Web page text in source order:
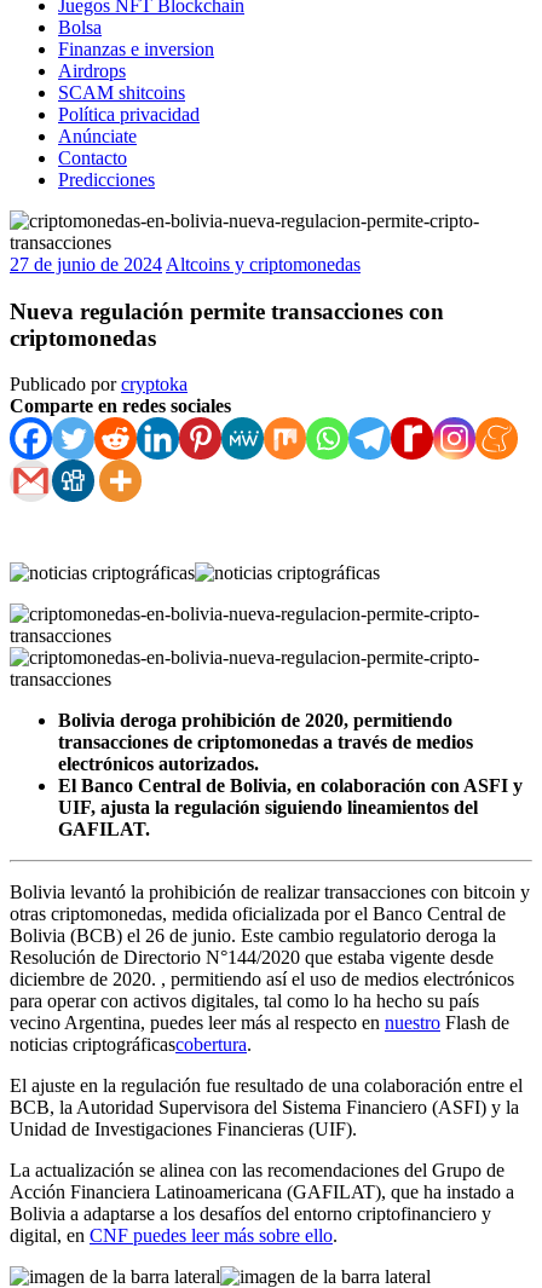
Juegos NFT Blockchain
Bolsa
Finanzas e inversion
Airdrops
SCAM shitcoins
Política privacidad
Anúnciate
Contacto
Predicciones
27 de junio de 2024 Altcoins y criptomonedas
Nueva regulación permite transacciones con
criptomonedas
Publicado porcryptoka
Comparte en redes sociales
Bolivia deroga prohibición de 2020, permitiendo
transacciones de criptomonedas a través de medios
electrónicos autorizados.
El Banco Central de Bolivia, en colaboración con ASFI y
UIF, ajusta la regulación siguiendo lineamientos del
GAFILAT.
Bolivia levantó la prohibición de realizar transacciones con bitcoin y
otras criptomonedas, medida oficializada por el Banco Central de
Bolivia (BCB) el 26 de junio. Este cambio regulatorio deroga la
Resolución de Directorio N°144/2020 que estaba vigente desde
diciembre de 2020. , permitiendo así el uso de medios electrónicos
para operar con activos digitales, tal como lo ha hecho su país
vecino Argentina, puedes leer más al respecto en nuestro Flash de
noticias criptográficascobertura.
El ajuste en la regulación fue resultado de una colaboración entre el
BCB, la Autoridad Supervisora ​​del Sistema Financiero (ASFI) y la
Unidad de Investigaciones Financieras (UIF).
La actualización se alinea con las recomendaciones del Grupo de
Acción Financiera Latinoamericana (GAFILAT), que ha instado a
Bolivia a adaptarse a los desafíos del entorno criptofinanciero y
digital, en CNF puedes leer más sobre ello.